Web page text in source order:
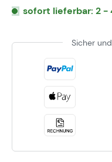
sofort lieferbar: 2 -
Sicher